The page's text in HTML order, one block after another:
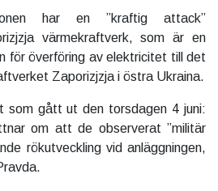
har en ”kraftig attack”
värmekraftverk, som är en
för överföring av elektricitet till det
Zaporizjzja i östra Ukraina.
som gått ut den torsdagen 4 juni:
om att de observerat ”militär
rökutveckling vid anläggningen,